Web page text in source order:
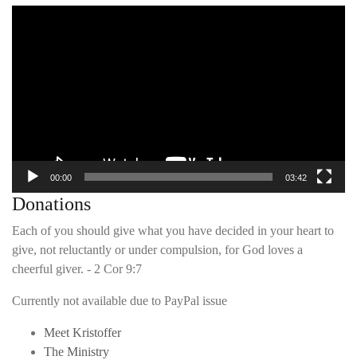
00:00 03:42
Donations
Each of you should give what you have decided in your heart to
give, not reluctantly or under compulsion, for God loves a
cheerful giver. - 2 Cor 9:7
Currently not available due to PayPal issue
Meet Kristoffer
The Ministry